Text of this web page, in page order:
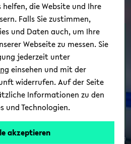
Fa­kul­tät Phy­sik
© Uni­ver­si­tät Bie­le­feld/ André Wir­sig
die Website und Ihre
Falls Sie zustimmen,
und Daten auch, um Ihre
Webseite zu messen. Sie
jederzeit unter
einsehen und mit der
widerrufen. Auf der Seite
Informationen zu den
und Technologien.
akzeptieren